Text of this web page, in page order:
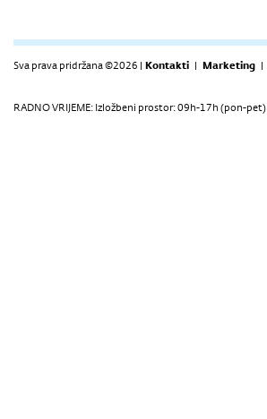
Sva prava pridržana ©2026 | Kontakti | Marketing |
RADNO VRIJEME: Izložbeni prostor: 09h-17h (pon-